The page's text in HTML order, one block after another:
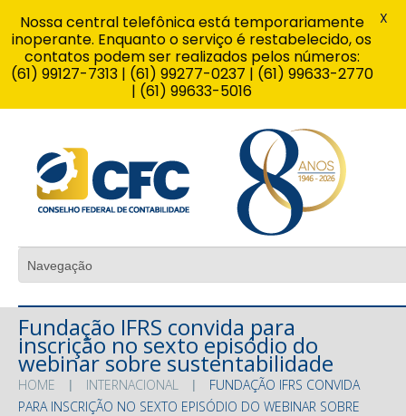
Fundação IFRS convida para
inscrição no sexto episódio do
webinar sobre sustentabilidade
HOME INTERNACIONAL
FUNDAÇÃO IFRS CONVIDA
PARA INSCRIÇÃO NO SEXTO EPISÓDIO DO WEBINAR SOBRE
Nossa central telefônica está temporariamente
inoperante. Enquanto o serviço é restabelecido, os
contatos podem ser realizados pelos números:
(61) 99127-7313 | (61) 99277-0237 | (61) 99633-2770
| (61) 99633-5016
X